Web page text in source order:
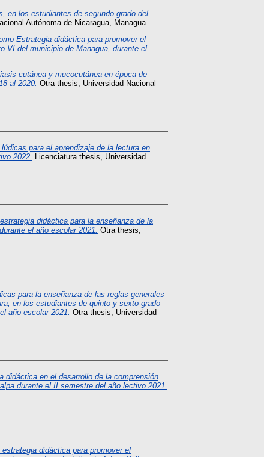
en los estudiantes de segundo grado del
Autónoma de Nicaragua, Managua.
Estrategia didáctica para promover el
VI del municipio de Managua, durante el
cutánea y mucocutánea en época de
al 2020. Otra thesis, Universidad Nacional
para el aprendizaje de la lectura en
2022.
Licenciatura thesis, Universidad
didáctica para la enseñanza de la
el año escolar 2021. Otra thesis,
para la enseñanza de las reglas generales
en los estudiantes de quinto y sexto grado
año escolar 2021. Otra thesis, Universidad
didáctica en el desarrollo de la comprensión
durante el II semestre del año lectivo 2021.
didáctica para promover el